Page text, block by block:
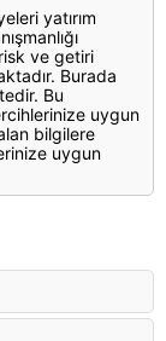
yatırım
ve getiri
Burada
Bu
uygun
bilgilere
uygun